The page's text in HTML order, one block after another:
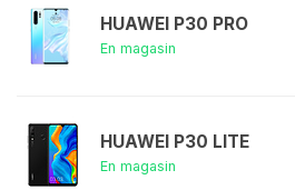
HUAWEI P30 PRO
En magasin
HUAWEI P30 LITE
En magasin